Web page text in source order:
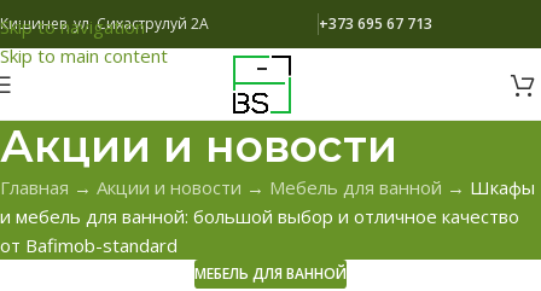
Skip to navigation
Skip to main content
Кишинев, ул. Сихаструлуй 2A +373 695 67 713
Акции и новости
Главная → Акции и новости → Мебель для ванной → Шкафы
и мебель для ванной: большой выбор и отличное качество
от Bafimob-standard
МЕБЕЛЬ ДЛЯ ВАННОЙ